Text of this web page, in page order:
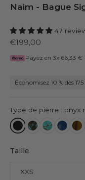
Naim - Bague
47
€199,00
Payez en 3x 66,33 €
Économisez 10 % dès
Type de pierre : onyx
Taille